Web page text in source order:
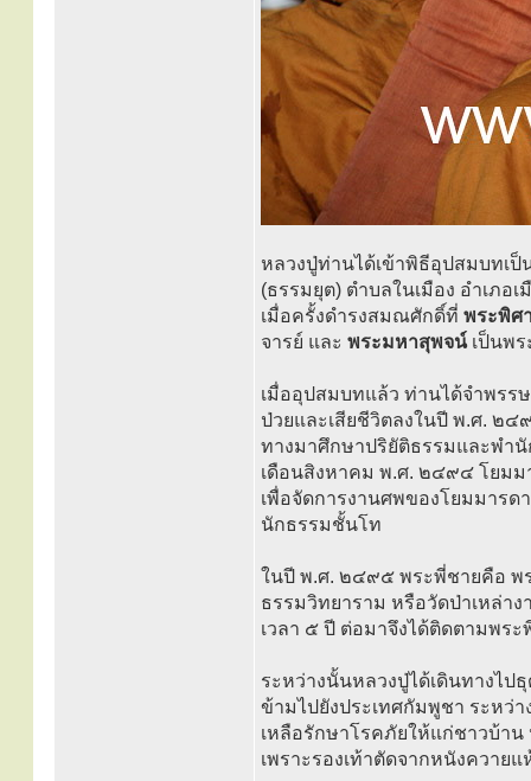
หลวงปู่ท่านได้เข้าพิธีอุปสมบทเ
(ธรรมยุต) ตำบลในเมือง อำเภอ
เมื่อครั้งดำรงสมณศักดิ์ที่ พระพิศ
จารย์ และ พระมหาสุพจน์เป็นพร
เมื่ออุปสมบทแล้ว ท่านได้จำพรร
ป่วยและเสียชีวิตลงในปี พ.ศ. ๒๔
ทางมาศึกษาปริยัติธรรมและพำนั
เดือนสิงหาคม พ.ศ. ๒๔๙๔ โยมม
เพื่อจัดการงานศพของโยมมาร
นักธรรมชั้นโท
ในปี พ.ศ. ๒๔๙๕ พระพี่ชายคือ พร
ธรรมวิทยาราม หรือวัดป่าเหล่า
เวลา ๕ ปี ต่อมาจึงได้ติดตามพร
ระหว่างนั้นหลวงปู่ได้เดินทางไ
ข้ามไปยังประเทศกัมพูชา ระหว่
เหลือรักษาโรคภัยให้แก่ชาวบ้าน
เพราะรองเท้าตัดจากหนังควาย